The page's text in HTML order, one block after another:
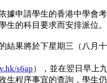
申請學生的香港中學會考
生的科目要求而安排派位。
果將於下星期三（八月十
s6ap），並在翌日早上
生程序事宜的查詢，學生